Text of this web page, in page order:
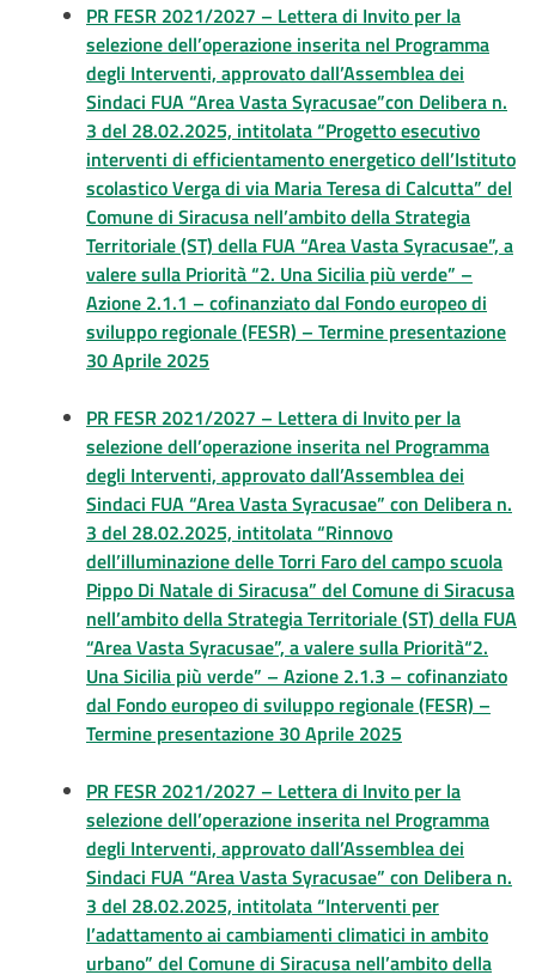
PR FESR 2021/2027 – Lettera di Invito per la
selezione dell’operazione inserita nel Programma
degli Interventi, approvato dall’Assemblea dei
Sindaci FUA “Area Vasta Syracusae”con Delibera n.
3 del 28.02.2025, intitolata “Progetto esecutivo
interventi di efficientamento energetico dell’Istituto
scolastico Verga di via Maria Teresa di Calcutta” del
Comune di Siracusa nell’ambito della Strategia
Territoriale (ST) della FUA “Area Vasta Syracusae”, a
valere sulla Priorità “2. Una Sicilia più verde” –
Azione 2.1.1 – cofinanziato dal Fondo europeo di
sviluppo regionale (FESR) – Termine presentazione
30 Aprile 2025
PR FESR 2021/2027 – Lettera di Invito per la
selezione dell’operazione inserita nel Programma
degli Interventi, approvato dall’Assemblea dei
Sindaci FUA “Area Vasta Syracusae” con Delibera n.
3 del 28.02.2025, intitolata “Rinnovo
dell’illuminazione delle Torri Faro del campo scuola
Pippo Di Natale di Siracusa” del Comune di Siracusa
nell’ambito della Strategia Territoriale (ST) della FUA
“Area Vasta Syracusae”, a valere sulla Priorità“2.
Una Sicilia più verde” – Azione 2.1.3 – cofinanziato
dal Fondo europeo di sviluppo regionale (FESR) –
Termine presentazione 30 Aprile 2025
PR FESR 2021/2027 – Lettera di Invito per la
selezione dell’operazione inserita nel Programma
degli Interventi, approvato dall’Assemblea dei
Sindaci FUA “Area Vasta Syracusae” con Delibera n.
3 del 28.02.2025, intitolata “Interventi per
l’adattamento ai cambiamenti climatici in ambito
urbano” del Comune di Siracusa nell’ambito della